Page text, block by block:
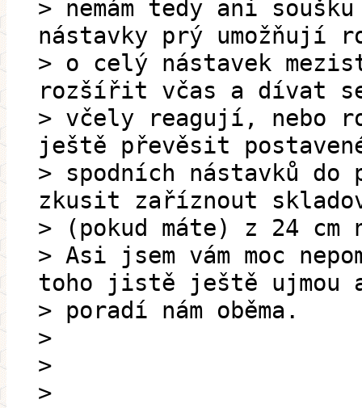
> nemám tedy ani
nástavky prý umožňují
> o celý nástavek
rozšířit včas a dívat
> včely reagují, nebo
ještě převěsit
> spodních nástavků do
zkusit zaříznout
> (pokud máte) z 24 cm
> Asi jsem vám moc
toho jistě ještě ujmou
> poradí nám oběma.
>
>
>